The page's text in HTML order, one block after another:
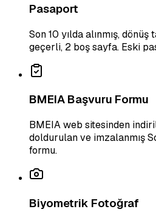
Pasaport
Son 10 yılda alınmış,
geçerli, 2 boş sayfa. Eski
BMEIA Başvuru Formu
BMEIA web sitesinden
doldurulan ve imzalanmış
formu.
Biyometrik Fotoğraf